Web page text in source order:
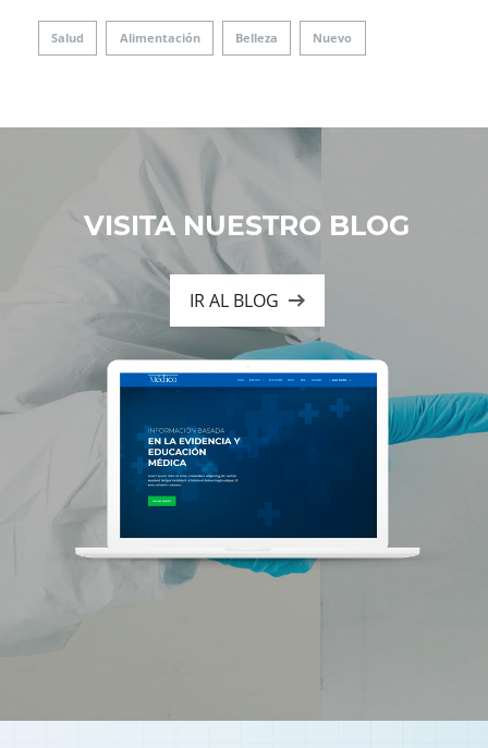
Salud Alimentación Belleza Nuevo
VISITA NUESTRO BLOG
IR AL BLOG